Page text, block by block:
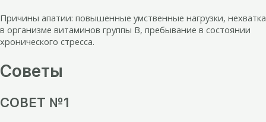
Причины апатии: повышенные умственные нагрузки, нехватка
в организме витаминов группы В, пребывание в состоянии
хронического стресса.
Советы
СОВЕТ №1